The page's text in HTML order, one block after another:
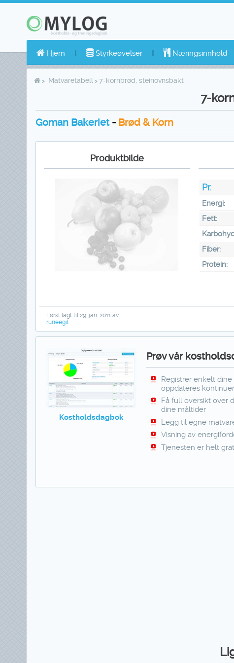
Hjem Styrkeøvelser Næringsinnhold
Matvaretabell 7-kornbrød, steinovnsbakt
7-
Goman Bakeriet- Brød & Korn
Produktbilde
Pr.
Energi:
Fett:
Fiber:
Protein:
Først lagt til 29. jan. 2011 av
runeegil
Kostholdsdagbok
Prøv vår
Registrer enkelt
oppdateres
Få full oversikt over
dine måltider
Legg til egne
Visning av
Tjenesten er helt